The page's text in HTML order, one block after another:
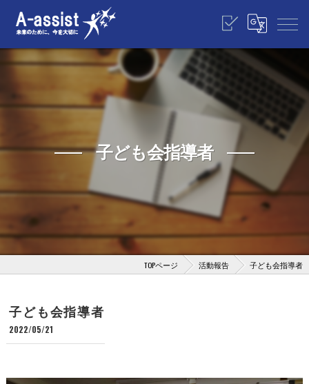
子ども会指導者
TOPページ 活動報告 子ども会指導者
子ども会指導者
2022/05/21